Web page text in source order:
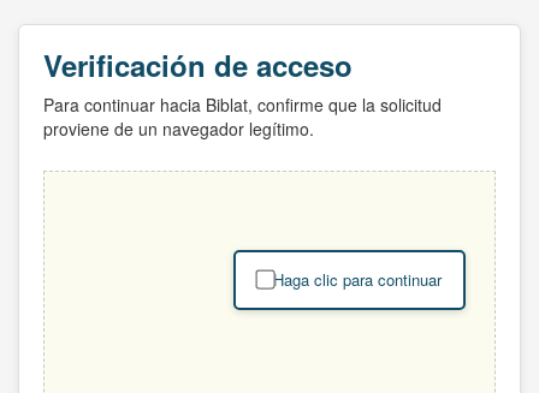
Verificación de acceso
Para continuar hacia Biblat, confirme que la solicitud
proviene de un navegador legítimo.
Haga clic para continuar